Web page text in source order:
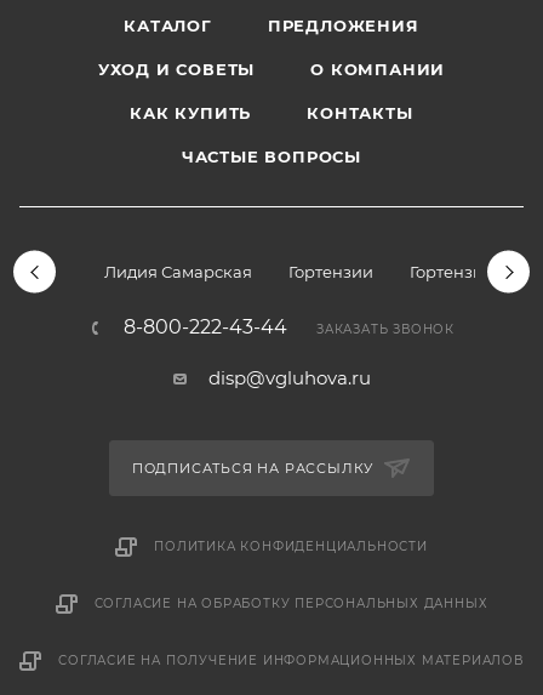
КАТАЛОГ ПРЕДЛОЖЕНИЯ
УХОД И СОВЕТЫ О КОМПАНИИ
КАК КУПИТЬ КОНТАКТЫ
ЧАСТЫЕ ВОПРОСЫ
Лидия Самарская Гортензии Гортензии
8-800-222-43-44 ЗАКАЗАТЬ ЗВОНОК
disp@vgluhova.ru
ПОДПИСАТЬСЯ НА РАССЫЛКУ
ПОЛИТИКА КОНФИДЕНЦИАЛЬНОСТИ
СОГЛАСИЕ НА ОБРАБОТКУ ПЕРСОНАЛЬНЫХ ДАННЫХ
СОГЛАСИЕ НА ПОЛУЧЕНИЕ ИНФОРМАЦИОННЫХ МАТЕРИАЛОВ